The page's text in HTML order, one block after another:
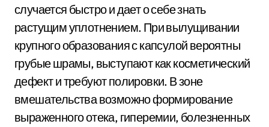
случается быстро и дает о себе знать
растущим уплотнением. При вылущивании
крупного образования с капсулой вероятны
грубые шрамы, выступают как косметический
дефект и требуют полировки. В зоне
вмешательства возможно формирование
выраженного отека, гиперемии, болезненных